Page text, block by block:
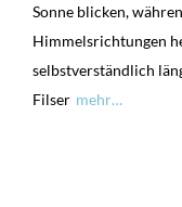
Sonne blicken,
Himmelsrichtungen
selbstverständlich
Filser mehr…